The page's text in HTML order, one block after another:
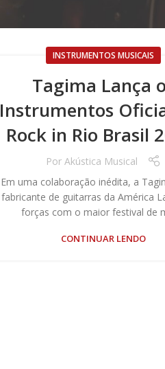
INSTRUMENTOS MUSICAIS
Tagima Lança
Instrumentos
Rock in Rio Brasil
PorAkústica Musical
Em uma colaboração inédita, a
fabricante de guitarras da América
forças com o maior festival de
CONTINUAR LENDO